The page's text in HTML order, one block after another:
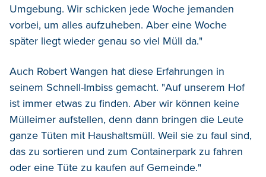
Umgebung. Wir schicken jede Woche jemanden
vorbei, um alles aufzuheben. Aber eine Woche
später liegt wieder genau so viel Müll da."
Auch Robert Wangen hat diese Erfahrungen in
seinem Schnell-Imbiss gemacht. "Auf unserem Hof
ist immer etwas zu finden. Aber wir können keine
Mülleimer aufstellen, denn dann bringen die Leute
ganze Tüten mit Haushaltsmüll. Weil sie zu faul sind,
das zu sortieren und zum Containerpark zu fahren
oder eine Tüte zu kaufen auf Gemeinde."